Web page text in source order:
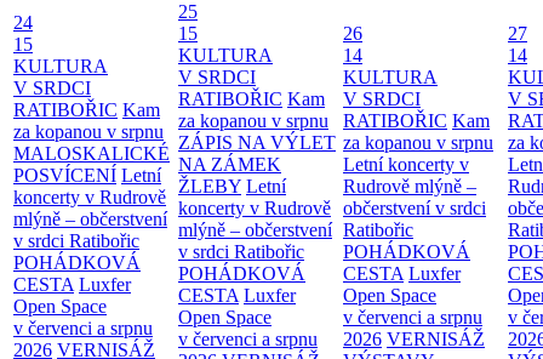
24
15
KULTURA
V SRDCI
RATIBOŘIC Kam
za kopanou v srpnu
MALOSKALICKÉ
POSVÍCENÍ Letní
koncerty v Rudrově
mlýně – občerstvení
v srdci Ratibořic
POHÁDKOVÁ
CESTA Luxfer
Open Space
v červenci a srpnu
2026 VERNISÁŽ
25
15
KULTURA
V SRDCI
RATIBOŘIC Kam
za kopanou v srpnu
ZÁPIS NA VÝLET
NA ZÁMEK
ŽLEBY Letní
koncerty v Rudrově
mlýně – občerstvení
v srdci Ratibořic
POHÁDKOVÁ
CESTA Luxfer
Open Space
v červenci a srpnu
26
14
KULTURA
V SRDCI
RATIBOŘIC Kam
za kopanou v srpnu
Letní koncerty v
Rudrově mlýně –
občerstvení v srdci
Ratibořic
POHÁDKOVÁ
CESTA Luxfer
Open Space
v červenci a srpnu
2026 VERNISÁŽ
27
14
V
za
v